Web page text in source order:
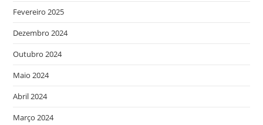
Fevereiro 2025
Dezembro 2024
Outubro 2024
Maio 2024
Abril 2024
Março 2024